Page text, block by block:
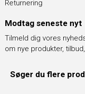
Returnering
Modtag seneste nyt
Tilmeld dig vores
om nye produkter,
Søger du flere